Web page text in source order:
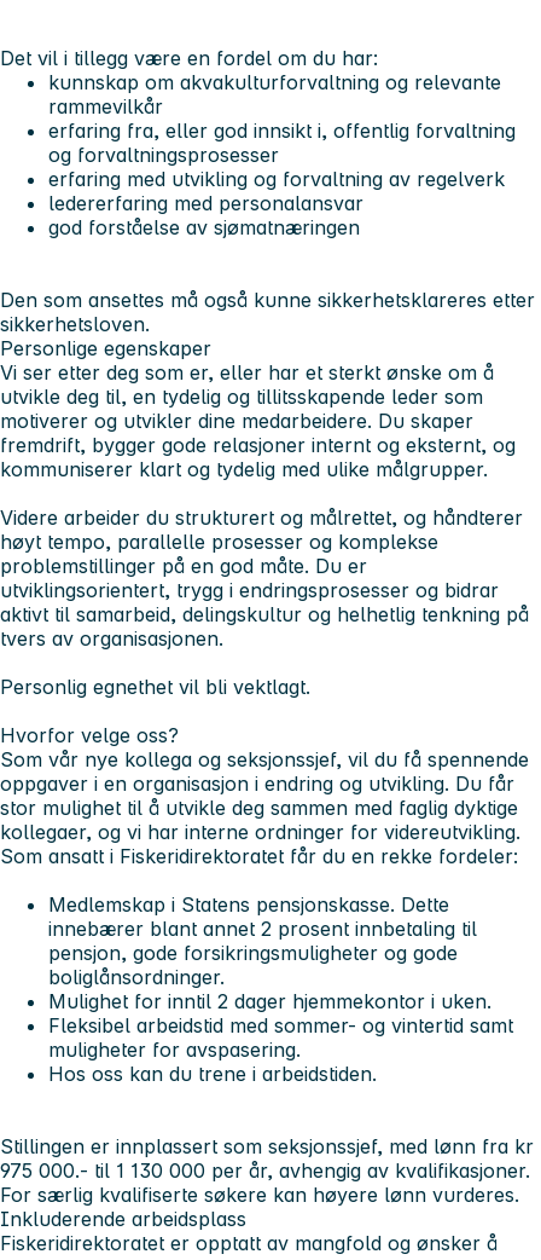
Det vil i tillegg være en fordel om du har:
kunnskap om akvakulturforvaltning og relevante
rammevilkår
erfaring fra, eller god innsikt i, offentlig forvaltning
og forvaltningsprosesser
erfaring med utvikling og forvaltning av regelverk
ledererfaring med personalansvar
god forståelse av sjømatnæringen
Den som ansettes må også kunne sikkerhetsklareres etter
sikkerhetsloven.
Personlige egenskaper
Vi ser etter deg som er, eller har et sterkt ønske om å
utvikle deg til, en tydelig og tillitsskapende leder som
motiverer og utvikler dine medarbeidere. Du skaper
fremdrift, bygger gode relasjoner internt og eksternt, og
kommuniserer klart og tydelig med ulike målgrupper.
Videre arbeider du strukturert og målrettet, og håndterer
høyt tempo, parallelle prosesser og komplekse
problemstillinger på en god måte. Du er
utviklingsorientert, trygg i endringsprosesser og bidrar
aktivt til samarbeid, delingskultur og helhetlig tenkning på
tvers av organisasjonen.
Personlig egnethet vil bli vektlagt.
Hvorfor velge oss?
Som vår nye kollega og seksjonssjef, vil du få spennende
oppgaver i en organisasjon i endring og utvikling. Du får
stor mulighet til å utvikle deg sammen med faglig dyktige
kollegaer, og vi har interne ordninger for videreutvikling.
Som ansatt i Fiskeridirektoratet får du en rekke fordeler:
Medlemskap i Statens pensjonskasse. Dette
innebærer blant annet 2 prosent innbetaling til
pensjon, gode forsikringsmuligheter og gode
boliglånsordninger.
Mulighet for inntil 2 dager hjemmekontor i uken.
Fleksibel arbeidstid med sommer- og vintertid samt
muligheter for avspasering.
Hos oss kan du trene i arbeidstiden.
Stillingen er innplassert som seksjonssjef, med lønn fra kr
975 000.- til 1 130 000 per år, avhengig av kvalifikasjoner.
For særlig kvalifiserte søkere kan høyere lønn vurderes.
Inkluderende arbeidsplass
Fiskeridirektoratet er opptatt av mangfold og ønsker å